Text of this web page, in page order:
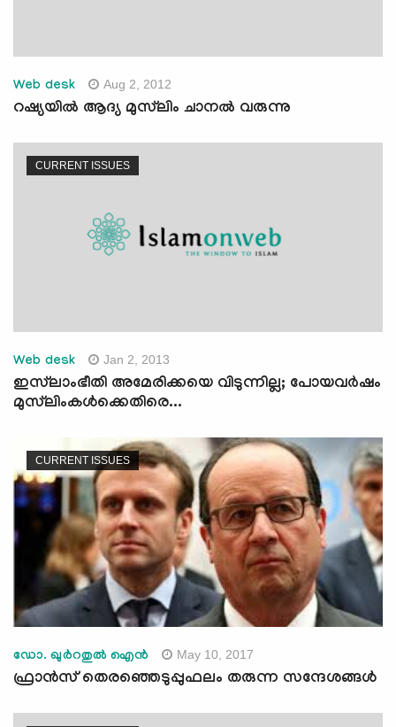
Web desk Aug 2, 2012
റഷ്യയില്‍ ആദ്യ മുസ്‌ലിം ചാനല്‍ വരുന്നു
CURRENT ISSUES
Web desk Jan 2, 2013
ഇസ്‌ലാംഭീതി അമേരിക്കയെ വിടുന്നില്ല; പോയവര്‍ഷം
മുസ്‌ലിംകള്‍ക്കെതിരെ...
CURRENT ISSUES
ഡോ. ഖുര്‍റതുല്‍ ഐന്‍ May 10, 2017
ഫ്രാന്‍സ് തെരഞ്ഞെടുപ്പുഫലം തരുന്ന സന്ദേശങ്ങള്‍